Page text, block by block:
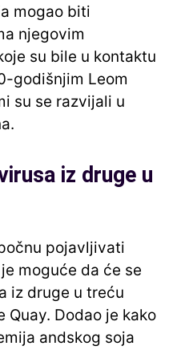
mogao biti
njegovim
su bile u kontaktu
godišnjim Leom
su se razvijali u
iz druge u
pojavljivati
moguće da će se
iz druge u treću
Quay. Dodao je kako
andskog soja